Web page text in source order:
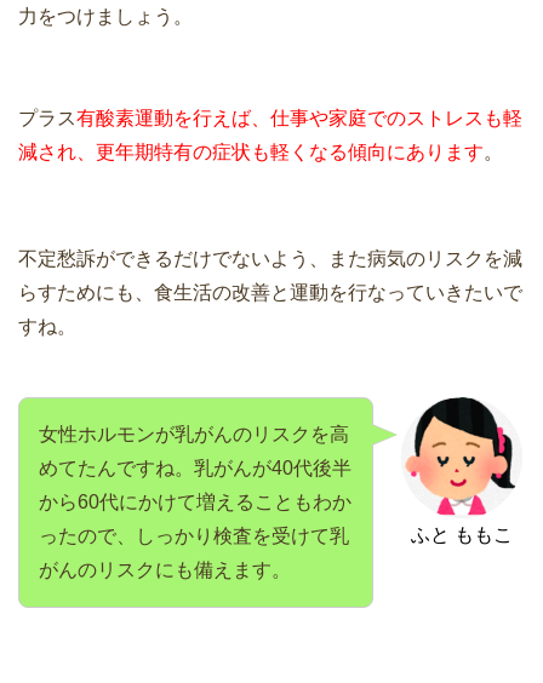
力をつけましょう。
プラス有酸素運動を行えば、仕事や家庭でのストレスも軽
減され、更年期特有の症状も軽くなる傾向にあります。
不定愁訴ができるだけでないよう、また病気のリスクを減
らすためにも、食生活の改善と運動を行なっていきたいで
すね。
ふと ももこ
女性ホルモンが乳がんのリスクを高
めてたんですね。乳がんが40代後半
から60代にかけて増えることもわか
ったので、しっかり検査を受けて乳
がんのリスクにも備えます。